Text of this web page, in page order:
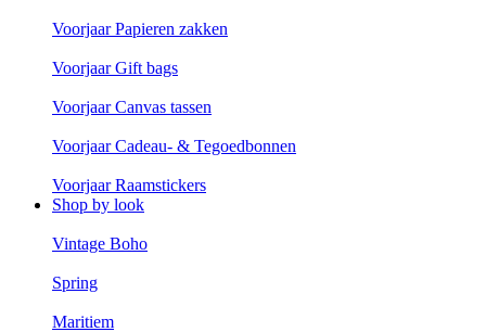
Voorjaar Papieren zakken
Voorjaar Gift bags
Voorjaar Canvas tassen
Voorjaar Cadeau- & Tegoedbonnen
Voorjaar Raamstickers
Shop by look
Vintage Boho
Spring
Maritiem